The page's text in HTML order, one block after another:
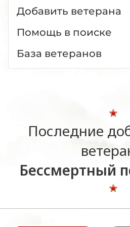
Добавить ветерана
Помощь в поиске
База ветеранов
Последние
Бессмертный